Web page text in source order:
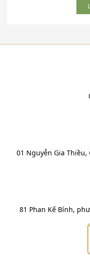
01 Nguyễn Gia Thiều,
81 Phan Kế Bính,